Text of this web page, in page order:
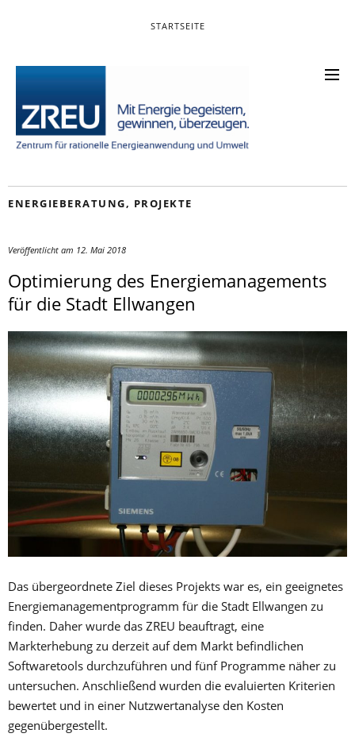
STARTSEITE
ENERGIEBERATUNG, PROJEKTE
Veröffentlicht am 12. Mai 2018
Optimierung des Energiemanagements
für die Stadt Ellwangen
Das übergeordnete Ziel dieses Projekts war es, ein geeignetes
Energiemanagementprogramm für die Stadt Ellwangen zu
finden. Daher wurde das ZREU beauftragt, eine
Markterhebung zu derzeit auf dem Markt befindlichen
Softwaretools durchzuführen und fünf Programme näher zu
untersuchen. Anschließend wurden die evaluierten Kriterien
bewertet und in einer Nutzwertanalyse den Kosten
gegenübergestellt.